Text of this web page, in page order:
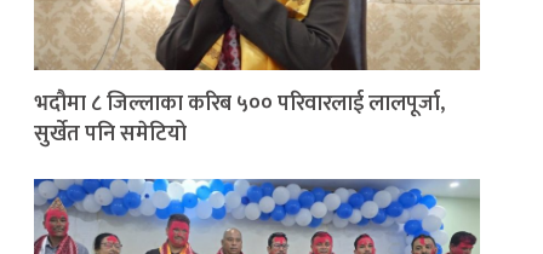
भदौमा ८ जिल्लाका करिब ५०० परिवारलाई लालपूर्जा,
सुर्खेत पनि समेटियो